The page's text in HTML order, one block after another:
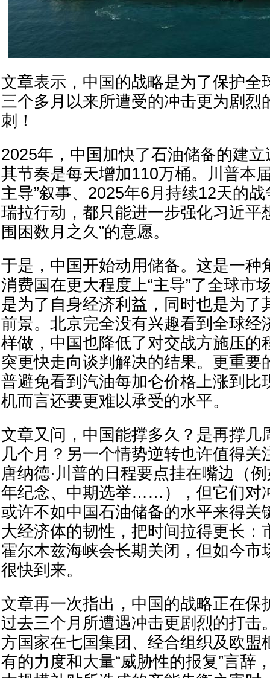
文章表示，中国的战略是为了保护全
三个多月以来所遭受的冲击更为剧烈
刺！
2025年，中国加快了石油储备的建
其节奏是每天增加110万桶。川普本
主导”叙事、2025年6月持续12天的
瑞拉行动，都只能进一步强化习近平
围困数月之久”的意愿。
于是，中国开始动用储备。这是一种
消费国在更大程度上“主导”了全球市
是为了自身经济利益，同时也是为了
前景。北京完全没有兴趣看到全球经
样做，中国也降低了对交战方施压的
突更快走向谈判解决的结果。更重要
普避免看到汽油每加仑价格上涨到比
机而言还要更难以承受的水平。
文章又问，中国能撑多久？是再撑几
几个月？另一个情势逆转也许值得关
唐纳德·川普的日程要点挂在嘴边（
年纪念、中期选举……），但它们对
或许不如中国石油储备的水平来得关
大经济体的韧性，把时间拉得更长：
霍尔木兹海峡会长期关闭，但如今市
很快到来。
文章再一次指出，中国的战略正在保
过去三个月所遭遇冲击更剧烈的打击
方国家在七国集团、经合组织及欧盟
有的力度和大量“威胁性的报复”言辞